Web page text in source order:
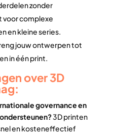
zonder
complexe
en kleine series.
jouw ontwerpen tot
in één print.
over 3D
governance en
3D printen
en kosteneffectief